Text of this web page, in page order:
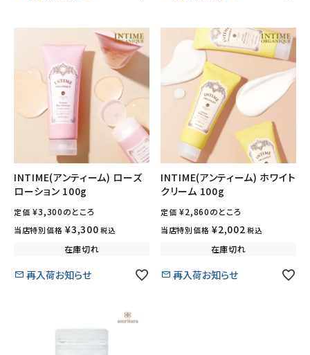
INTIME(アンティーム) ローズ
ローション 100g
定価 ¥3,300のところ
当店特別価格 ¥3,300 税込
在庫切れ
再入荷お知らせ
INTIME(アンティーム) ホワイト
クリーム 100g
定価 ¥2,860のところ
当店特別価格 ¥2,002 税込
在庫切れ
再入荷お知らせ